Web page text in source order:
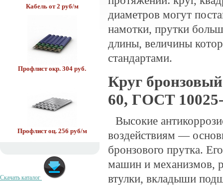
Кабель от 2 руб/м
Профлист окр. 304 руб.
Профлист оц. 256 руб/м
Скачать каталог
диаметров могут
намотки, прутки
длины, величины
стандартами.
Круг
60, ГOCT
Высокие
воздействиям —
бронзового прутка.
машин и механизмов,
втулки, вкладыши